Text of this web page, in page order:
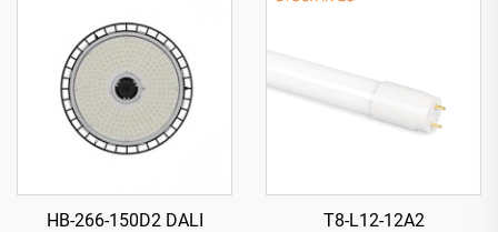
HB-266-150D2 DALI
T8-L12-12A2